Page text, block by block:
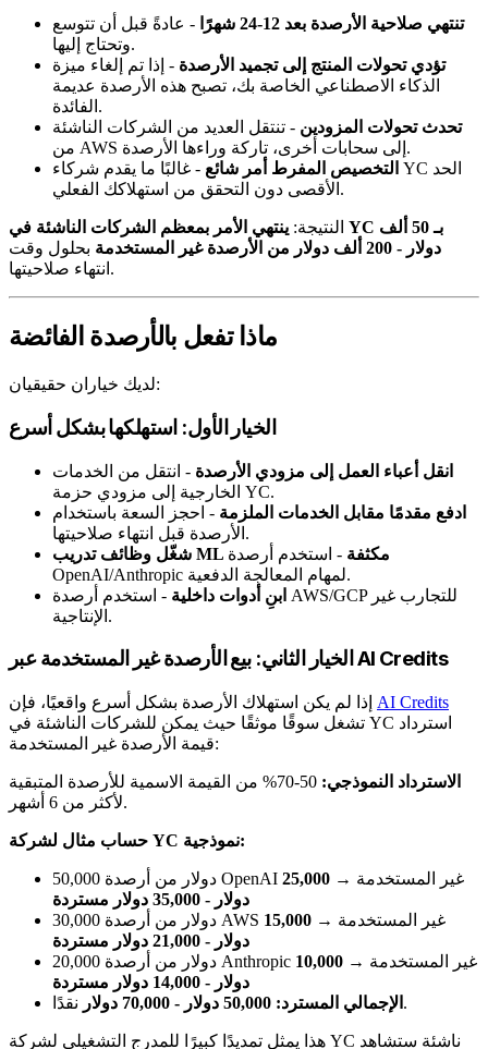
تنتهي صلاحية الأرصدة بعد 12-24 شهرًا
- عادةً قبل أن تتوسع
وتحتاج إليها.
تؤدي تحولات المنتج إلى تجميد الأرصدة - إذا تم إلغاء ميزة
الذكاء الاصطناعي الخاصة بك، تصبح هذه الأرصدة عديمة
الفائدة.
تحدث تحولات المزودين - تنتقل العديد من الشركات الناشئة
من AWS إلى سحابات أخرى، تاركة وراءها الأرصدة.
التخصيص المفرط أمر شائع - غالبًا ما يقدم شركاء YC الحد
الأقصى دون التحقق من استهلاكك الفعلي.
النتيجة: ينتهي الأمر بمعظم الشركات الناشئة في YC بـ 50 ألف
دولار - 200 ألف دولار من الأرصدة غير المستخدمة
بحلول وقت
انتهاء صلاحيتها.
ماذا تفعل بالأرصدة الفائضة
لديك خياران حقيقيان:
الخيار الأول: استهلكها بشكل أسرع
انقل أعباء العمل إلى مزودي الأرصدة - انتقل من الخدمات
الخارجية إلى مزودي حزمة YC.
ادفع مقدمًا مقابل الخدمات الملزمة - احجز السعة باستخدام
الأرصدة قبل انتهاء صلاحيتها.
شغّل وظائف تدريب ML مكثفة - استخدم أرصدة
OpenAI/Anthropic لمهام المعالجة الدفعية.
ابنِ أدوات داخلية - استخدم أرصدة AWS/GCP للتجارب غير
الإنتاجية.
الخيار الثاني: بيع الأرصدة غير المستخدمة عبر AI Credits
AI Credits
تشغل سوقًا موثقًا حيث يمكن للشركات الناشئة في YC استرداد
قيمة الأرصدة غير المستخدمة:
الاسترداد النموذجي:
50-70% من القيمة الاسمية للأرصدة المتبقية
لأكثر من 6 أشهر.
حساب مثال لشركة YC نموذجية:
50,000 دولار من أرصدة OpenAI غير المستخدمة → 25,000
دولار - 35,000 دولار مستردة
30,000 دولار من أرصدة AWS غير المستخدمة → 15,000
دولار - 21,000 دولار مستردة
20,000 دولار من أرصدة Anthropic غير المستخدمة → 10,000
دولار - 14,000 دولار مستردة
الإجمالي المسترد: 50,000 دولار - 70,000 دولار نقدًا.
هذا يمثل تمديدًا كبيرًا للمدرج التشغيلي لشركة YC ناشئة ستشاهد